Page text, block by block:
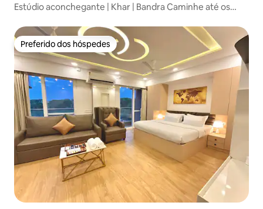
Estúdio aconchegante | Khar | Bandra Caminhe até os
Preferido dos hóspedes
Preferido dos hóspedes